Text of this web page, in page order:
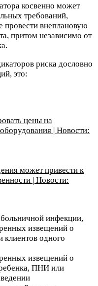
косвенно может
требований,
провести внеплановую
притом независимо от
риска дословно
это:
цены на
| Новости:
может привести к
| Новости:
инфекции,
извещений о
одного
извещений о
ПНИ или